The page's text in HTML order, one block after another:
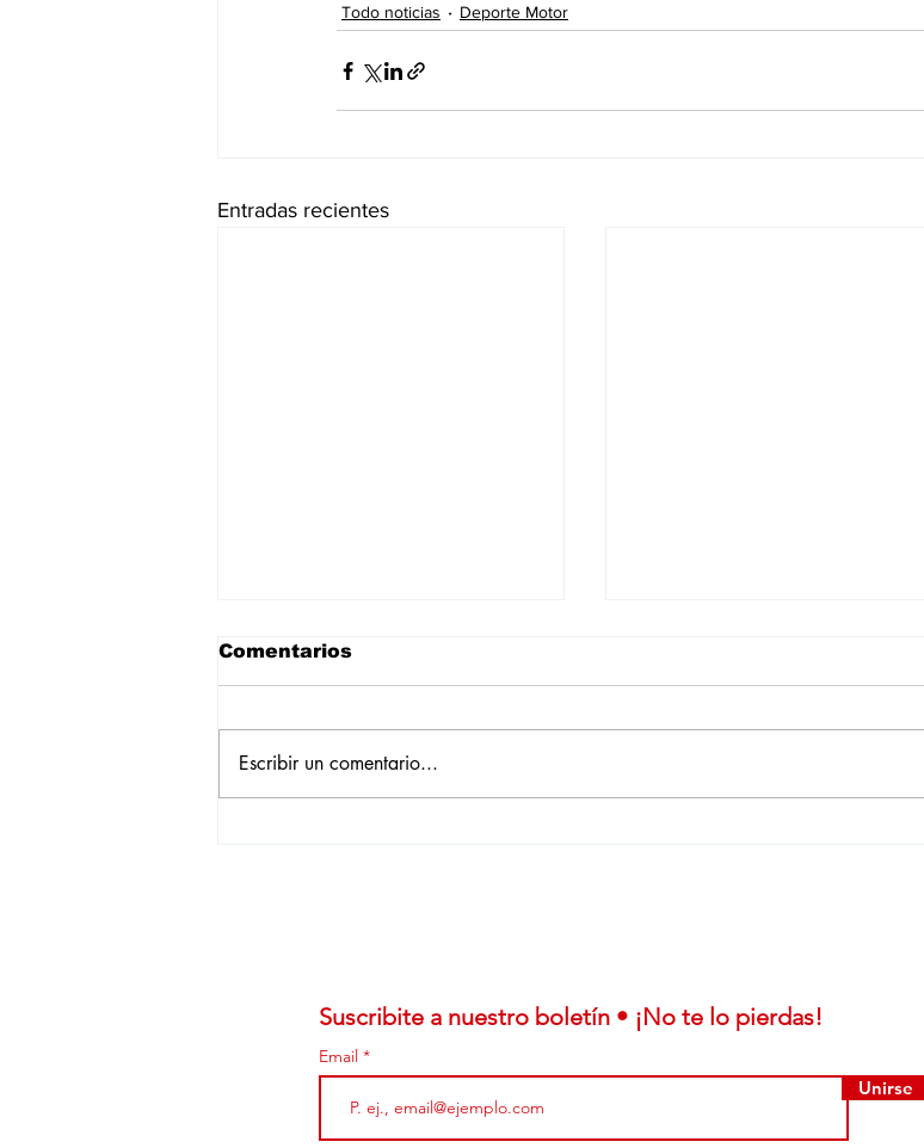
Todo noticias
Deporte Motor
Entradas recientes
Comentarios
Escribir un comentario...
Suscribite a nuestro boletín • ¡No te lo pierdas!
Email
Unirse